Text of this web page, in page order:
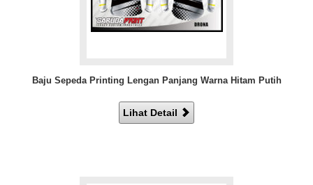
Baju Sepeda Printing Lengan Panjang Warna Hitam Putih
Lihat Detail